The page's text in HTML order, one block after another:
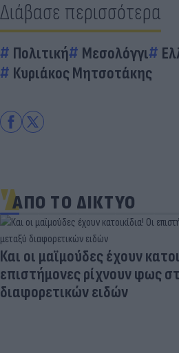
Διάβασε περισσότερα
Πολιτική Μεσολόγγι
Κυριάκος Μητσοτάκης
ΑΠΟ ΤΟ ΔΙΚΤΥΟ
Και οι μαϊμούδες έχουν
επιστήμονες ρίχνουν φως
διαφορετικών ειδών